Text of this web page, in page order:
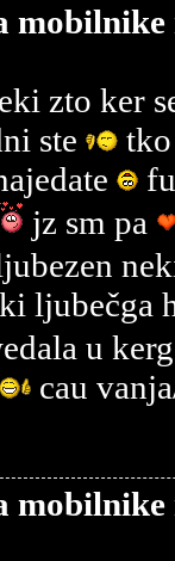
mobilnike
zto ker
ste
jz sm pa
ljubečga
u
cau
mobilnike